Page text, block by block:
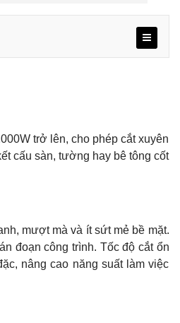
trở lên, cho phép cắt xuyên
cấu sàn, tường hay bê tông cốt
mượt mà và ít sứt mẻ bề mặt.
đoạn công trình. Tốc độ cắt ổn
nâng cao năng suất làm việc